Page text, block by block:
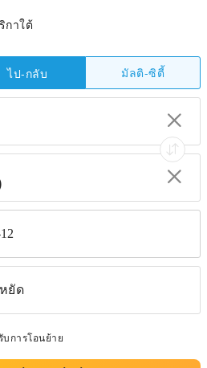
กาใต้
ไป-กลับ มัลติ-ซิตี้
ยัด
บการโอนย้าย